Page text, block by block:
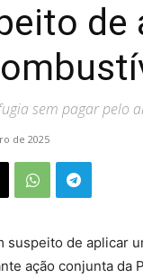
de
sem pagar pelo
de 2025
suspeito de aplicar
ação conjunta da